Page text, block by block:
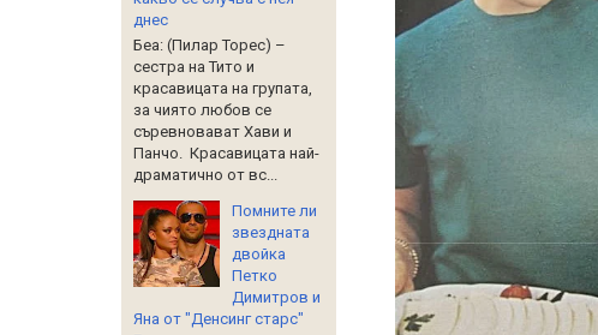
днес
Беа: (Пилар Торес) –
сестра на Тито и
красавицата на групата,
за чиято любов се
съревновават Хави и
Панчо. Красавицата най-
драматично от вс...
Помните ли
звездната
двойка
Петко
Димитров и
Яна от "Денсинг старс"